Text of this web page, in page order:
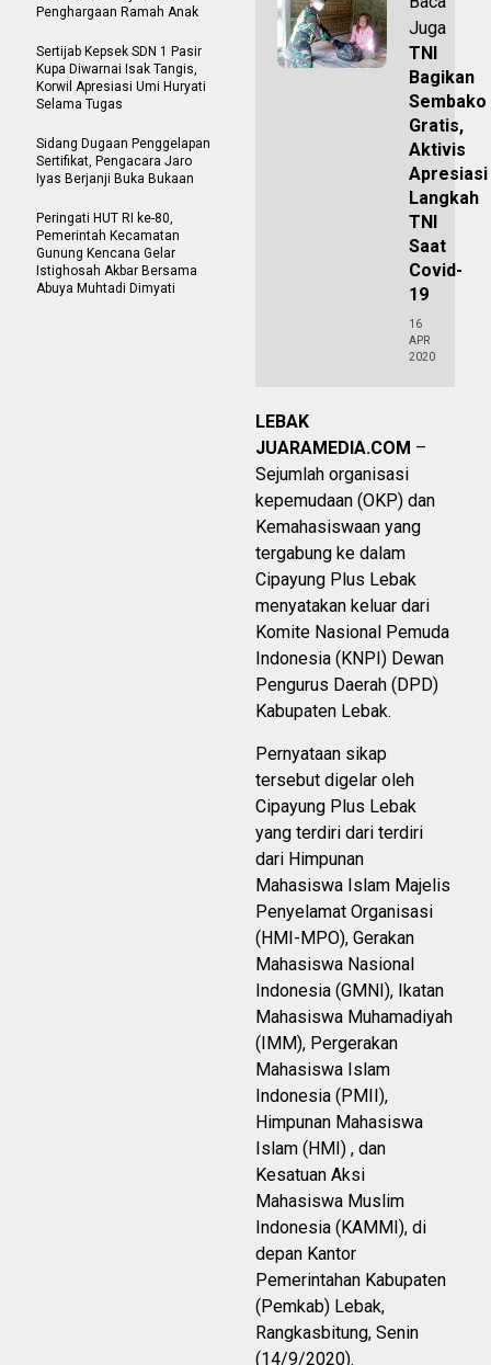
Juga
TNI
Bagikan
Sembako
Gratis,
Aktivis
Apresiasi
Langkah
TNI
Saat
Covid-
19
16
APR
2020
LEBAK
JUARAMEDIA.COM –
Sejumlah organisasi
kepemudaan (OKP) dan
Kemahasiswaan yang
tergabung ke dalam
Cipayung Plus Lebak
menyatakan keluar dari
Komite Nasional Pemuda
Indonesia (KNPI) Dewan
Pengurus Daerah (DPD)
Kabupaten Lebak.
Pernyataan sikap
tersebut digelar oleh
Cipayung Plus Lebak
yang terdiri dari terdiri
dari Himpunan
Mahasiswa Islam Majelis
Penyelamat Organisasi
(HMI-MPO), Gerakan
Mahasiswa Nasional
Indonesia (GMNI), Ikatan
Mahasiswa Muhamadiyah
(IMM), Pergerakan
Mahasiswa Islam
Indonesia (PMII),
Himpunan Mahasiswa
Islam (HMI) , dan
Kesatuan Aksi
Mahasiswa Muslim
Indonesia (KAMMI), di
depan Kantor
Pemerintahan Kabupaten
(Pemkab) Lebak,
Rangkasbitung, Senin
(14/9/2020).
Penghargaan Ramah Anak
Sertijab Kepsek SDN 1 Pasir
Kupa Diwarnai Isak Tangis,
Korwil Apresiasi Umi Huryati
Selama Tugas
Sidang Dugaan Penggelapan
Sertifikat, Pengacara Jaro
Iyas Berjanji Buka Bukaan
Peringati HUT RI ke-80,
Pemerintah Kecamatan
Gunung Kencana Gelar
Istighosah Akbar Bersama
Abuya Muhtadi Dimyati